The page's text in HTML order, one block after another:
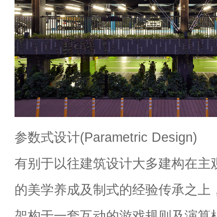
参数式设计(Parametric Design)
有别于以往建筑设计大多建构在主
的美学养成及制式的经验传承之上